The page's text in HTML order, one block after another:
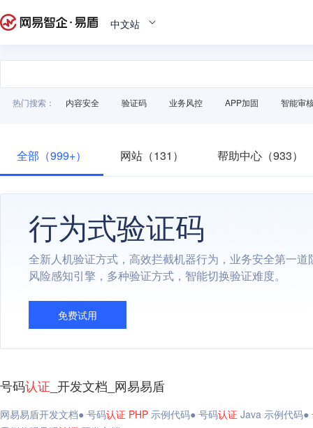
中文站
热门搜索： 内容安全 验证码 业务风控 APP加固 智能审
全部（999+） 网站（131） 帮助中心（933）
行为式验证码
全新人机验证方式，高效拦截机器行为，业务安全第一道
风险感知引擎，多种验证方式，智能切换验证难度。
免费试用
号码认证 _开发文档_网易易盾
网易易盾开发文档● 号码认证 PHP 示例代码● 号码认证 Java 示例代码●